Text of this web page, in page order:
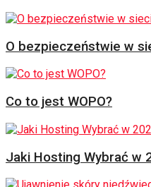
O bezpieczeństwie w
Co to jest WOPO?
Jaki Hosting Wybrać w